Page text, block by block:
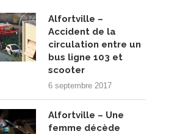
Alfortville –
Accident de la
circulation entre un
bus ligne 103 et
scooter
6 septembre 2017
Alfortville – Une
femme décède